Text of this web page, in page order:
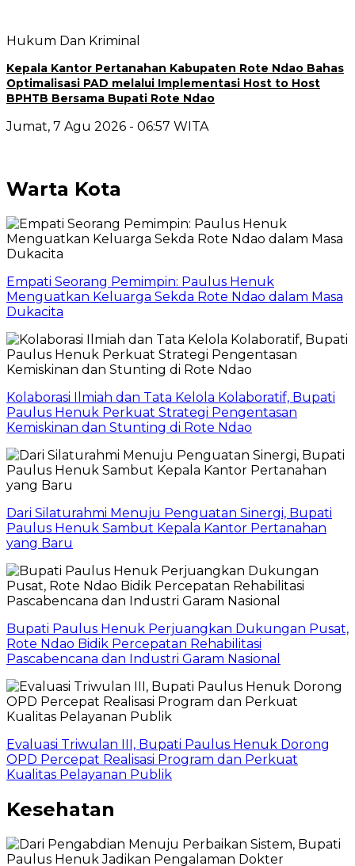
Hukum Dan Kriminal
Kepala Kantor Pertanahan Kabupaten Rote Ndao Bahas
Optimalisasi PAD melalui Implementasi Host to Host
BPHTB Bersama Bupati Rote Ndao
Jumat, 7 Agu 2026 - 06:57 WITA
Warta Kota
Empati Seorang Pemimpin: Paulus Henuk
Menguatkan Keluarga Sekda Rote Ndao dalam Masa
Dukacita
Kolaborasi Ilmiah dan Tata Kelola Kolaboratif, Bupati
Paulus Henuk Perkuat Strategi Pengentasan
Kemiskinan dan Stunting di Rote Ndao
Dari Silaturahmi Menuju Penguatan Sinergi, Bupati
Paulus Henuk Sambut Kepala Kantor Pertanahan
yang Baru
Bupati Paulus Henuk Perjuangkan Dukungan Pusat,
Rote Ndao Bidik Percepatan Rehabilitasi
Pascabencana dan Industri Garam Nasional
Evaluasi Triwulan III, Bupati Paulus Henuk Dorong
OPD Percepat Realisasi Program dan Perkuat
Kualitas Pelayanan Publik
Kesehatan